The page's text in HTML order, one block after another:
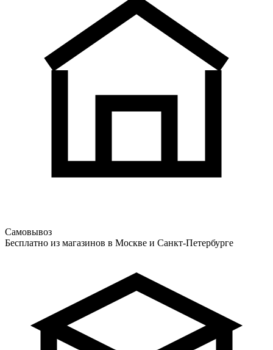
Самовывоз
Бесплатно из магазинов в Москве и Санкт-Петербурге